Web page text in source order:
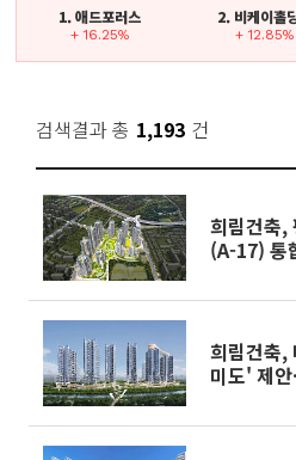
1. 애드포러스
+ 16.25%
2. 비케이홀
+ 12.85%
검색결과 총 1,193 건
희림건축,
(A-17) 통
희림건축,
미도' 제